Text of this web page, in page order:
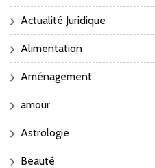
Actualité Juridique
Alimentation
Aménagement
amour
Astrologie
Beauté